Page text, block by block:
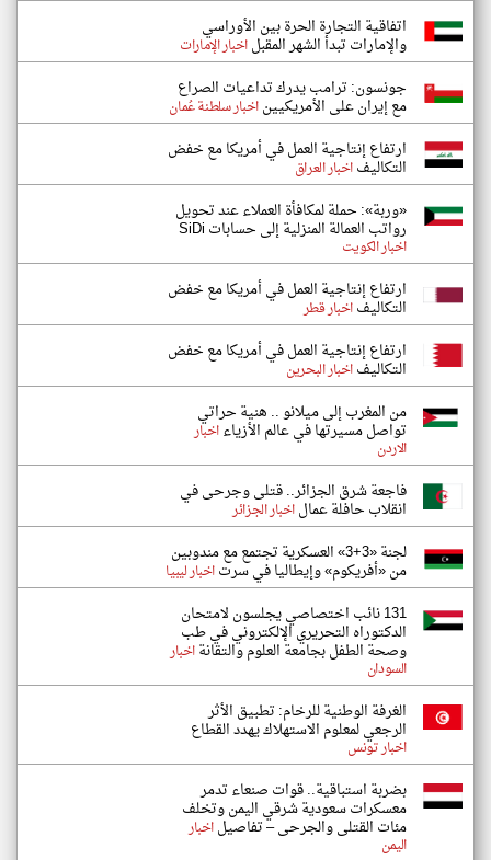
اتفاقية التجارة الحرة بين الأوراسي
والإمارات تبدأ الشهر المقبلاخبار الإمارات
جونسون: ترامب يدرك تداعيات الصراع
مع إيران على الأمريكييناخبار سلطنة عُمان
ارتفاع إنتاجية العمل في أمريكا مع خفض
التكاليفاخبار العراق
«وربة»: حملة لمكافأة العملاء عند تحويل
رواتب العمالة المنزلية إلى حسابات SiDi
اخبار الكويت
ارتفاع إنتاجية العمل في أمريكا مع خفض
التكاليفاخبار قطر
ارتفاع إنتاجية العمل في أمريكا مع خفض
التكاليفاخبار البحرين
من المغرب إلى ميلانو .. هنية حراتي
تواصل مسيرتها في عالم الأزياءاخبار
الاردن
فاجعة شرق الجزائر.. قتلى وجرحى في
انقلاب حافلة عمالاخبار الجزائر
لجنة «3+3» العسكرية تجتمع مع مندوبين
من «أفريكوم» وإيطاليا في سرتاخبار ليبيا
131 نائب اختصاصي يجلسون لامتحان
الدكتوراه التحريري الإلكتروني في طب
وصحة الطفل بجامعة العلوم والتقانةاخبار
السودان
الغرفة الوطنية للرخام: تطبيق الأثر
الرجعي لمعلوم الاستهلاك يهدد القطاع
اخبار تونس
بضربة استباقية.. قوات صنعاء تدمر
معسكرات سعودية شرقي اليمن وتخلف
مئات القتلى والجرحى – تفاصيلاخبار
اليمن